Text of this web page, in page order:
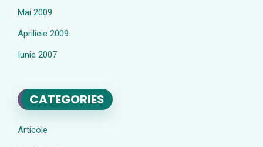
Mai 2009
Aprilieie 2009
Iunie 2007
CATEGORIES
Articole